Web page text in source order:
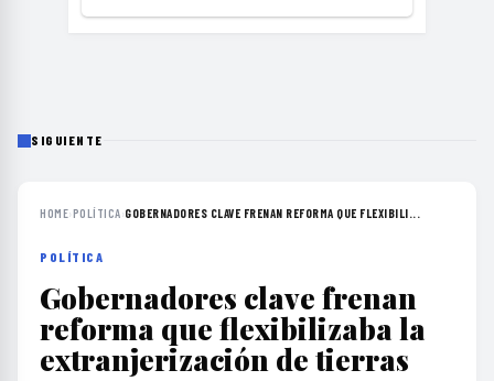
SIGUIENTE
HOME›POLÍTICA›GOBERNADORES CLAVE FRENAN REFORMA QUE FLEXIBILI...
POLÍTICA
Gobernadores clave frenan
reforma que flexibilizaba la
extranjerización de tierras